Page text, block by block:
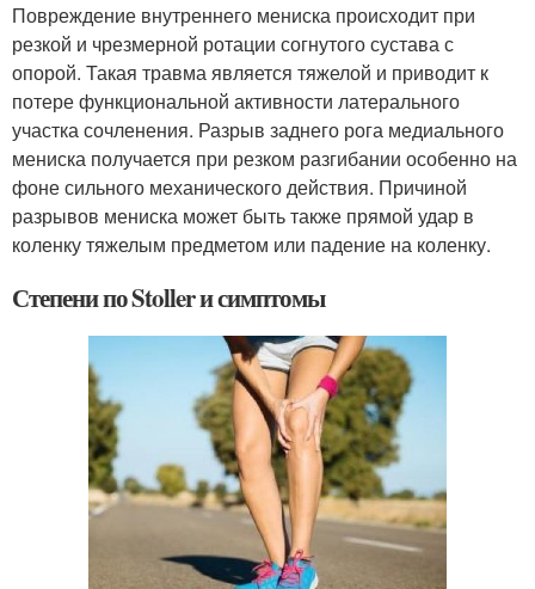
Повреждение внутреннего мениска происходит при
резкой и чрезмерной ротации согнутого сустава с
опорой. Такая травма является тяжелой и приводит к
потере функциональной активности латерального
участка сочленения. Разрыв заднего рога медиального
мениска получается при резком разгибании особенно на
фоне сильного механического действия. Причиной
разрывов мениска может быть также прямой удар в
коленку тяжелым предметом или падение на коленку.
Степени по Stoller и симптомы